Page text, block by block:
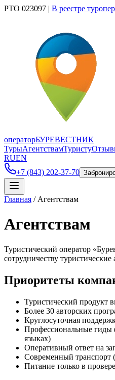
РТО 023097 | В реестре
операторБУРЕВЕСТНИК
ТурыАгентствамТуристу
RUEN
+7 (843) 202-37-70
Главная / Агентствам
Агентствам
Туристический оператор
сотрудничеству туристические
Приоритеты
Туристический продукт
Более 30 авторских
Круглосуточная
Профессиональные гиды
языках)
Оперативный ответ на
Современный транспорт
Питание только в